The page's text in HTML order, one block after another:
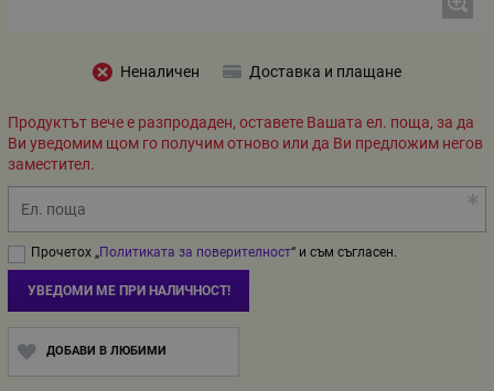
Неналичен Доставка и плащане
Продуктът вече е разпродаден, оставете Вашата ел. поща, за да
Ви уведомим щом го получим отново или да Ви предложим негов
заместител.
Ел. поща
Прочетох „Политиката за поверителност“ и съм съгласен.
УВЕДОМИ МЕ ПРИ НАЛИЧНОСТ!
ДОБАВИ В ЛЮБИМИ